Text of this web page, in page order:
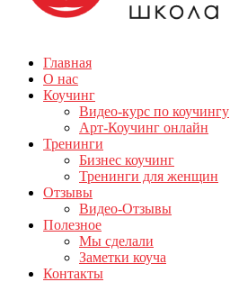
Главная
О нас
Коучинг
Видео-курс по коучингу
Арт-Коучинг онлайн
Тренинги
Бизнес коучинг
Тренинги для женщин
Отзывы
Видео-Отзывы
Полезное
Мы сделали
Заметки коуча
Контакты